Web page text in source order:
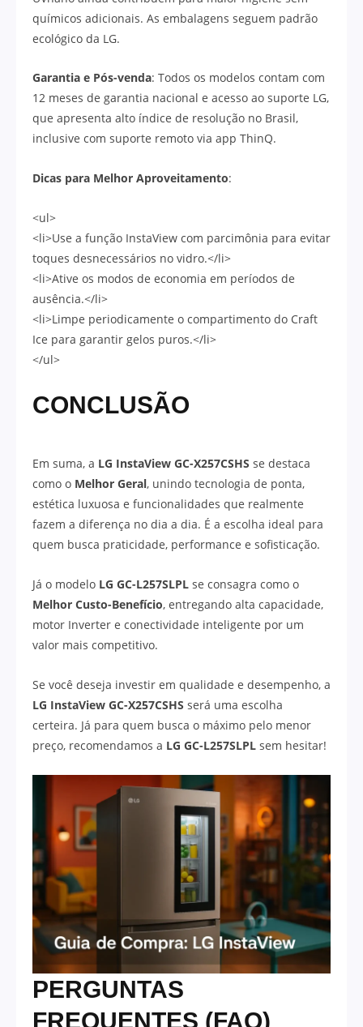
químicos adicionais. As embalagens seguem padrão
ecológico da LG.
Garantia e Pós-venda: Todos os modelos contam com
12 meses de garantia nacional e acesso ao suporte LG,
que apresenta alto índice de resolução no Brasil,
inclusive com suporte remoto via app ThinQ.
Dicas para Melhor Aproveitamento:
<ul>
<li>Use a função InstaView com parcimônia para evitar
toques desnecessários no vidro.</li>
<li>Ative os modos de economia em períodos de
ausência.</li>
<li>Limpe periodicamente o compartimento do Craft
Ice para garantir gelos puros.</li>
</ul>
CONCLUSÃO
Em suma, a LG InstaView GC-X257CSHS se destaca
como o Melhor Geral, unindo tecnologia de ponta,
estética luxuosa e funcionalidades que realmente
fazem a diferença no dia a dia. É a escolha ideal para
quem busca praticidade, performance e sofisticação.
Já o modelo LG GC-L257SLPL se consagra como o
Melhor Custo-Benefício, entregando alta capacidade,
motor Inverter e conectividade inteligente por um
valor mais competitivo.
Se você deseja investir em qualidade e desempenho, a
LG InstaView GC-X257CSHS será uma escolha
certeira. Já para quem busca o máximo pelo menor
preço, recomendamos a LG GC-L257SLPL sem hesitar!
PERGUNTAS
FREQUENTES (FAQ)